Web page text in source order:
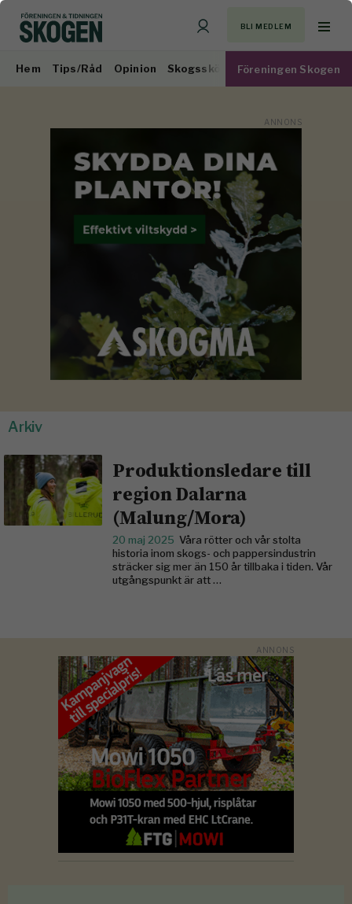
BLI MEDLEM
Hem Tips/Råd Opinion Skogsskötsel Virkesmarknad
Föreningen Skogen
Arkiv
Produktionsledare till
region Dalarna
(Malung/Mora)
20 maj 2025 Våra rötter och vår stolta
historia inom skogs- och pappersindustrin
sträcker sig mer än 150 år tillbaka i tiden. Vår
utgångspunkt är att …